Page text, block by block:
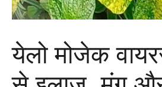
येलो मोजेक